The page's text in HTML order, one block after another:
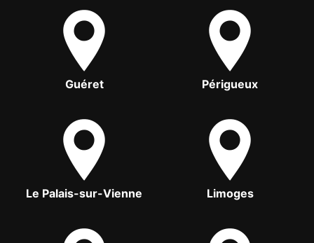
Guéret Périgueux
Le Palais-sur-Vienne Limoges